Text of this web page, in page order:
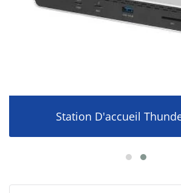
Station D'accueil